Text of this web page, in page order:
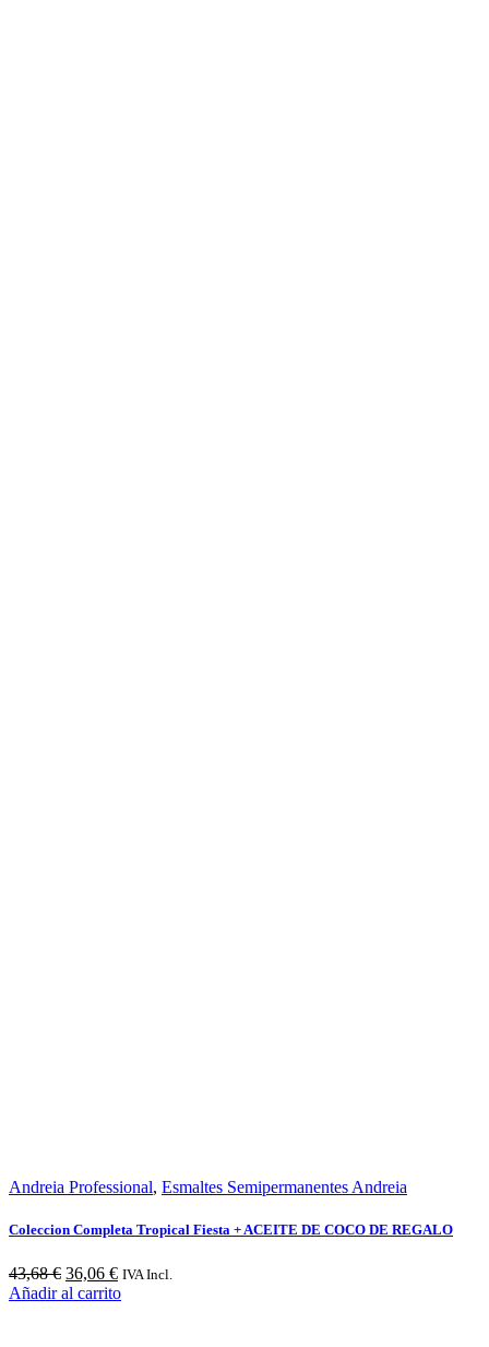
Andreia Professional, Esmaltes Semipermanentes Andreia
Coleccion Completa Tropical Fiesta + ACEITE DE COCO DE REGALO
43,68€ El
precio
36,06 €El
precio
IVA Incl.
Añadir al carrito